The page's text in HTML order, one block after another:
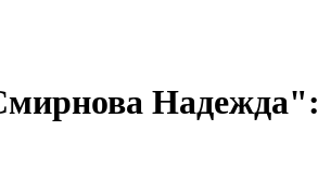
Надежда":